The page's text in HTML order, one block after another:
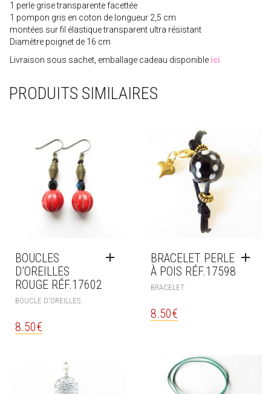
1 perle grise transparente facettée
1 pompon gris en coton de longueur 2,5 cm
montées sur fil élastique transparent ultra résistant
Diamètre poignet de 16 cm
Livraison sous sachet, emballage cadeau disponible ici
PRODUITS SIMILAIRES
BOUCLES
D’OREILLES
ROUGE RÉF.17602
BOUCLE D'OREILLES
8.50€
BRACELET PERLE
À POIS RÉF.17598
BRACELET
8.50€